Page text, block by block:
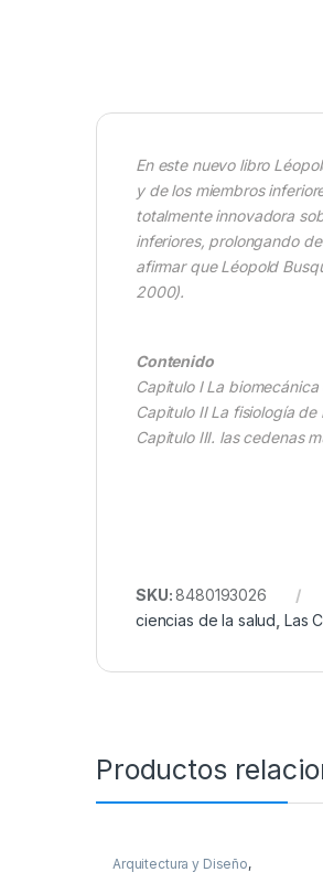
En este nuevo libro
y de los miembros
totalmente innovadora
inferiores, prolongando
afirmar que Léopold
2000).
Contenido
Capitulo I La
Capitulo II La fisiología
Capitulo III. las cedenas
SKU:8480193026
ciencias de la salud Las
Productos
Arquitectura y Diseño,
Arquitectura y Urbanismo